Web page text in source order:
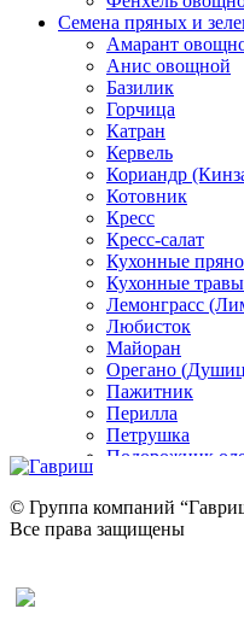
Семена пряных и
Амарант
Анис овощной
Базилик
Горчица
Катран
Кервель
Кориандр
Котовник
Кресс
Кресс-салат
Кухонные
Кухонные
Лемонграсс
Любисток
Майоран
Орегано
Пажитник
Перилла
Петрушка
Подорожник
Ревень
Рукола
Рута
© Группа компаний
Все права защищены